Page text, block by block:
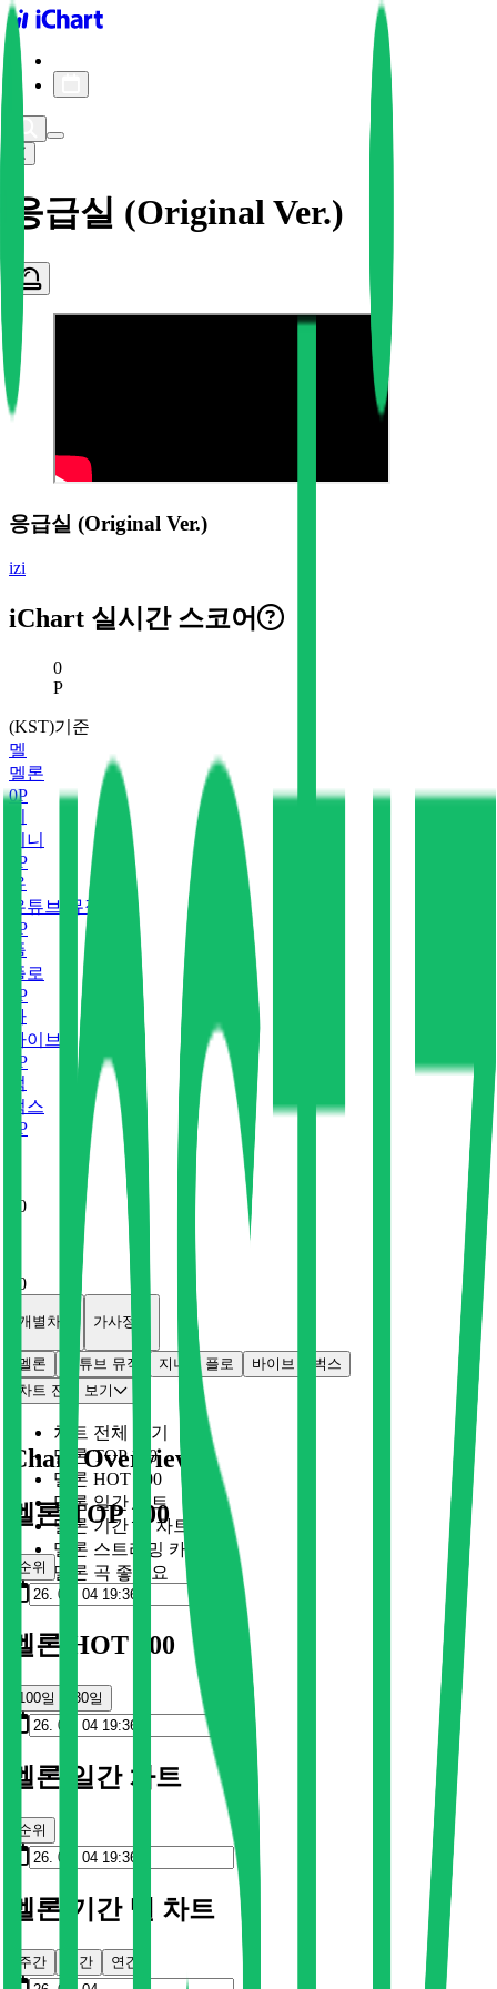
iChart logo
응급실 (Original Ver.)
응급실 (Original Ver.)
izi
iChart 실시간 스코어
현재 스코어
0
P
(KST)기준
멜
멜론
0P
지니
P
유
유튜브 뮤직
P
플
플로
P
바
바이브
P
벅
벅스
P
0
0
개별차트 가사정보
멜론 유튜브 뮤직 지니 플로 바이브
벅스
차트 전체 보기
차트 전체 보기
멜론 TOP 100
멜론 HOT 100
멜론 일간 차트
멜론 기간 별 차트
멜론 스트리밍 카드
멜론 곡 좋아요
Chart Overview
멜론 TOP 100
순위
멜론 HOT 100
100일 30일
멜론 일간 차트
순위
멜론 기간 별 차트
주간 월간 연간